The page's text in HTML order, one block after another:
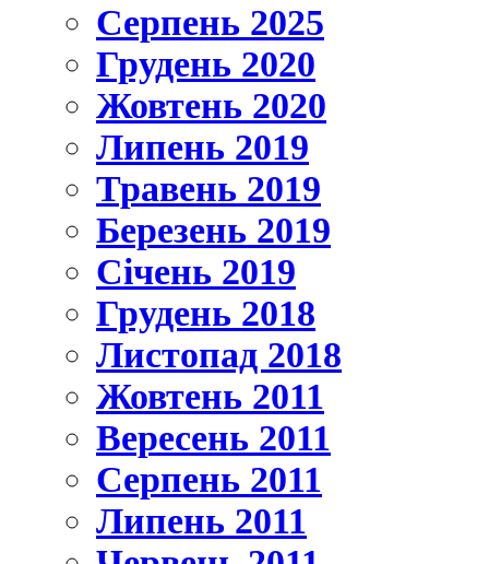
Серпень 2025
Грудень 2020
Жовтень 2020
Липень 2019
Травень 2019
Березень 2019
Січень 2019
Грудень 2018
Листопад 2018
Жовтень 2011
Вересень 2011
Серпень 2011
Липень 2011